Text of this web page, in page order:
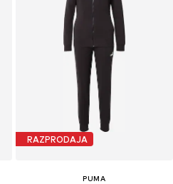
RAZPRODAJA
PUMA